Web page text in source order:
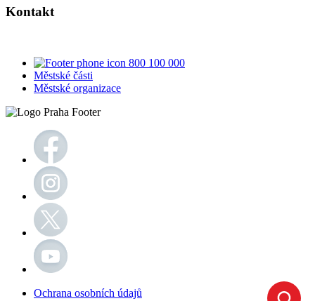
Kontakt
800 100 000
Městské části
Městské organizace
Ochrana osobních údajů